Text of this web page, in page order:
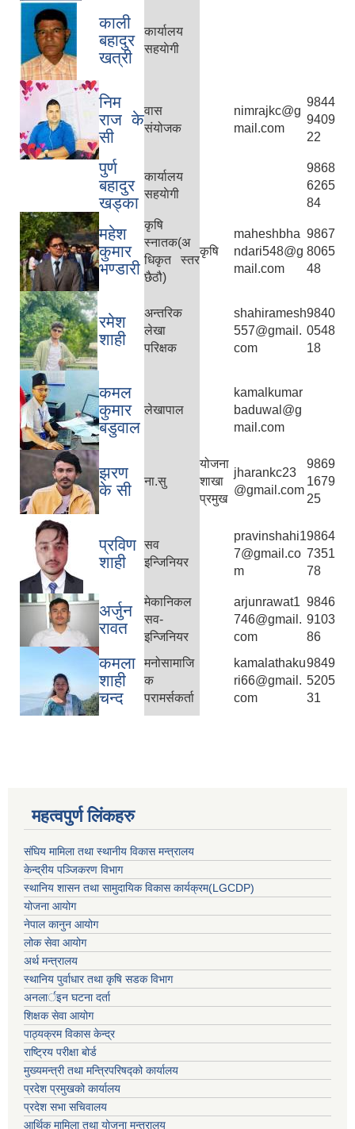
काली
बहादुर
खत्री
कार्यालय
सहयाेगी
निम
राज के
सी
वास
संयोजक
nimrajkc@g
mail.com
9844
9409
22
पुर्ण
बहादुर
खड्का
कार्यालय
सहयाेगी
9868
6265
84
महेश
कुमार
भण्डारी
कृषि
स्नातक(अ
धिकृत स्तर
छैठौ)
कृषि
maheshbha
ndari548@g
mail.com
9867
8065
48
रमेश
शाही
अन्तरिक
लेखा
परिक्षक
shahiramesh
557@gmail.
com
9840
0548
18
कमल
कुमार
बडुवाल
लेखापाल
kamalkumar
baduwal@g
mail.com
झरण
के सी
ना.सु
योजना
शाखा
प्रमुख
jharankc23
@gmail.com
9869
1679
25
प्रविण
शाही
सव
इन्जिनियर
pravinshahi1
7@gmail.co
m
9864
7351
78
अर्जुन
रावत
मेकानिकल
सव-
इन्जिनियर
arjunrawat1
746@gmail.
com
9846
9103
86
कमला
शाही
चन्द
मनोसामाजि
क
परामर्सकर्ता
kamalathaku
ri66@gmail.
com
9849
5205
31
महत्वपुर्ण लिंकहरु
संघिय मामिला तथा स्थानीय विकास मन्त्रालय
केन्द्रीय पञ्जिकरण विभाग
स्थानिय शासन तथा सामुदायिक विकास कार्यक्रम(LGCDP)
योजना आयोग
नेपाल कानुन आयोग
लोक सेवा आयोग
अर्थ मन्त्रालय
स्थानिय पुर्वाधार तथा कृषि सडक विभाग
अनलार्इन घटना दर्ता
शिक्षक सेवा आयोग
पाठ्यक्रम विकास केन्द्र
राष्ट्रिय परीक्षा बोर्ड
मुख्यमन्त्री तथा मन्त्रिपरिषद्को कार्यालय
प्रदेश प्रमुखको कार्यालय
प्रदेश सभा सचिवालय
आर्थिक मामिला तथा योजना मन्त्रालय